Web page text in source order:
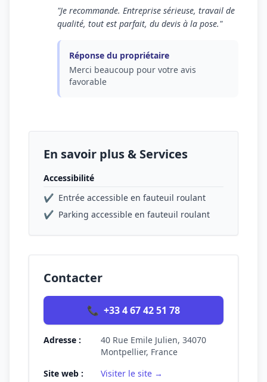
"Je recommande. Entreprise sérieuse, travail de
qualité, tout est parfait, du devis à la pose."
Réponse du propriétaire
Merci beaucoup pour votre avis
favorable
En savoir plus & Services
Accessibilité
✔ Entrée accessible en fauteuil roulant
✔ Parking accessible en fauteuil roulant
Contacter
📞 +33 4 67 42 51 78
Adresse :
40 Rue Emile Julien, 34070
Montpellier, France
Site web :
Visiter le site →